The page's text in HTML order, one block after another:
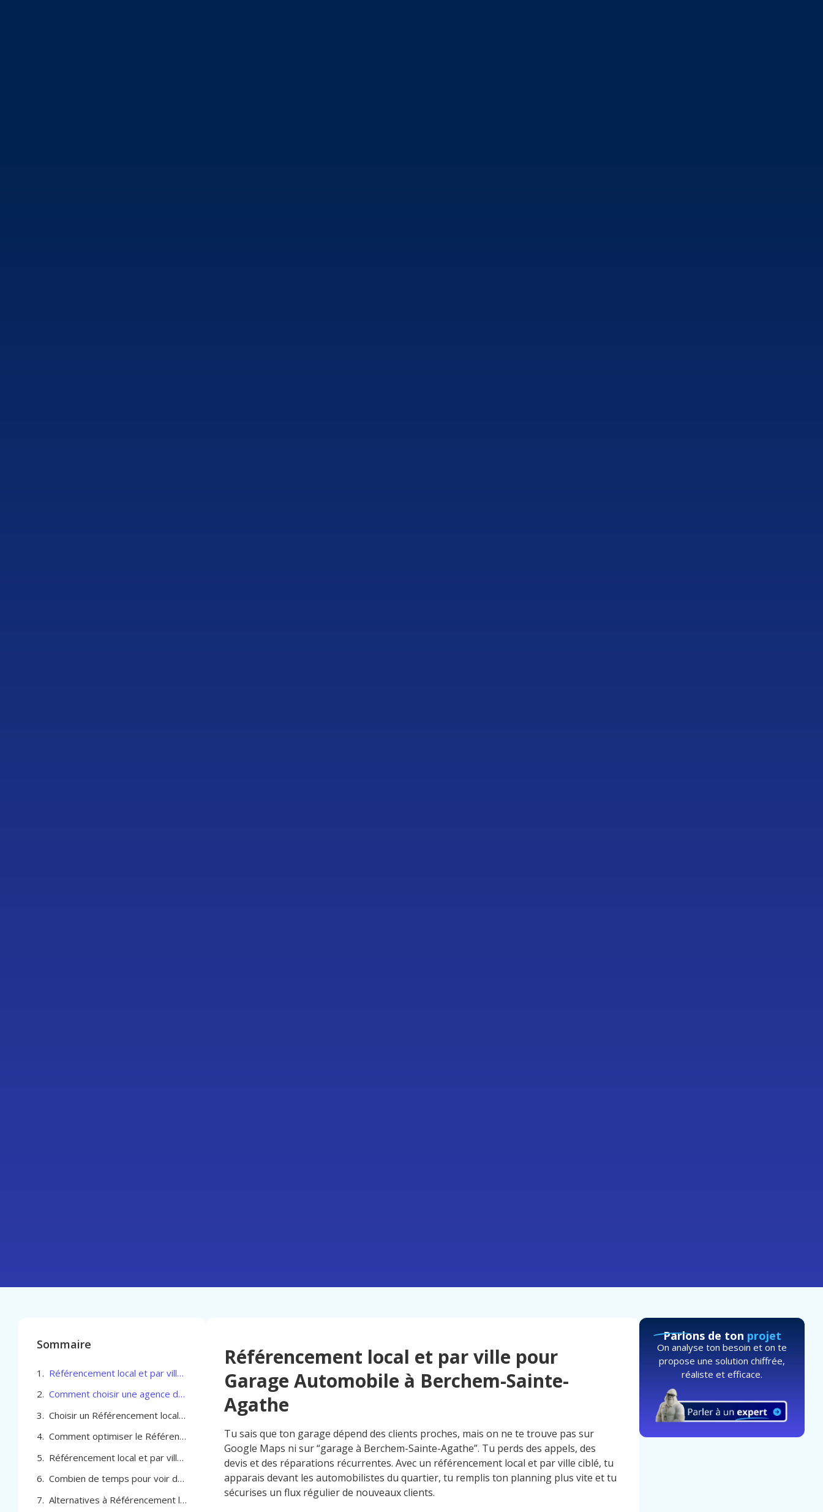
Sommaire
Référencement local et par ville pour Garage Automobile à Berchem-Sainte-Agathe
Comment choisir une agence de Référencement local et par ville pour Garage Automobile à Berchem-Sainte-Agathe
Choisir un Référencement local et par ville pour Garage Automobile à Berchem-Sainte-Agathe
Comment optimiser le Référencement local et par ville pour Garage Automobile à Berchem-Sainte-Agathe
Référencement local et par ville pour Garage Automobile à Berchem-Sainte-Agathe
Combien de temps pour voir des résultats en référencement local pour ton garage auto
Alternatives à Référencement local et par ville pour Garage Automobile à Berchem-Sainte-Agathe
Référencement local et par ville pour
Garage Automobile à Berchem-Sainte-
Agathe
Tu sais que ton garage dépend des clients proches, mais on ne te trouve pas sur
Google Maps ni sur “garage à Berchem-Sainte-Agathe”. Tu perds des appels, des
devis et des réparations récurrentes. Avec un référencement local et par ville ciblé, tu
apparais devant les automobilistes du quartier, tu remplis ton planning plus vite et tu
sécurises un flux régulier de nouveaux clients.
Parlons de ton projet
On analyse ton besoin et on te
propose une solution chiffrée,
réaliste et efficace.